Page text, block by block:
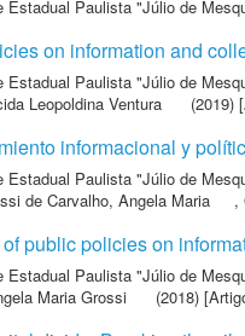
Estadual Paulista "Júlio de
on information and
Estadual Paulista "Júlio de
Leopoldina Ventura
(2019)
informacional y
Estadual Paulista "Júlio de
de Carvalho, Angela Maria ,
public policies on
Estadual Paulista "Júlio de
Maria Grossi
(2018)